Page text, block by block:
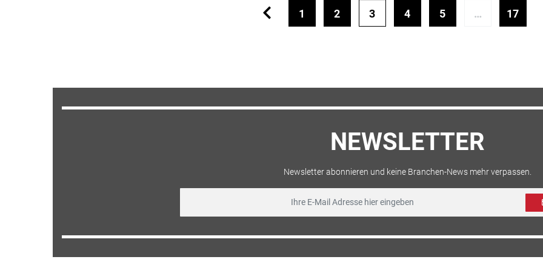
1 2 3 4 5 … 17
NEWSLETTER
Newsletter abonnieren und keine Branchen-News mehr verpassen.